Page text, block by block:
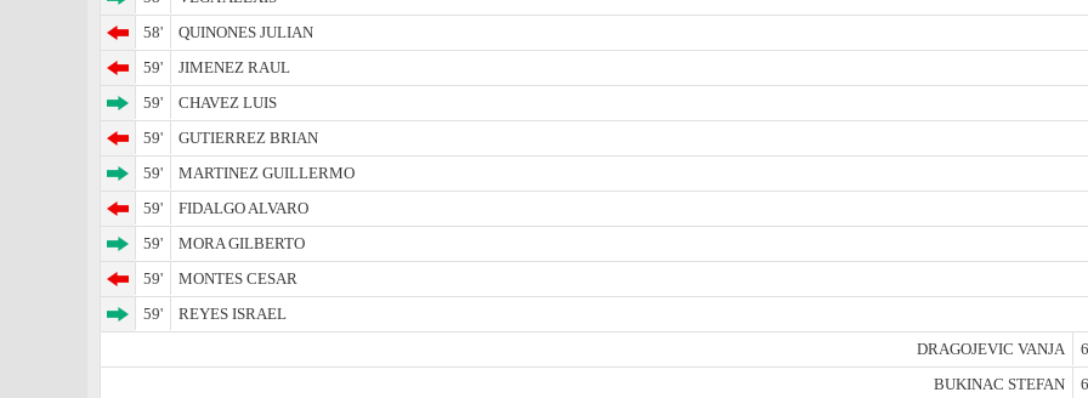
58'
QUINONES JULIAN
59'
JIMENEZ RAUL
59'
CHAVEZ LUIS
59'
GUTIERREZ BRIAN
59'
MARTINEZ GUILLERMO
59'
FIDALGO ALVARO
59'
MORA GILBERTO
59'
MONTES CESAR
59'
REYES ISRAEL
DRAGOJEVIC VANJA
BUKINAC STEFAN